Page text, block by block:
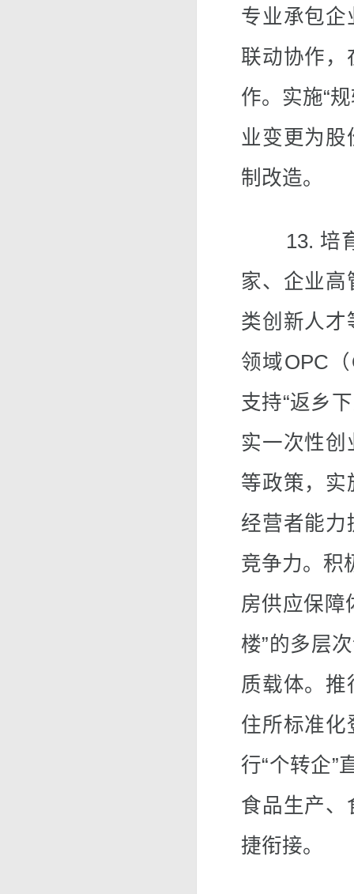
专业承包企
联动协作，
作。实施“
业变更为
制改造。
13. 培育
家、企业
类创新人才
领域OPC
支持“返乡
实一次性创
等政策，实
经营者能力
竞争力。积
房供应保障
楼”的多层
质载体。
住所标准化
行“个转企”
食品生产、
捷衔接。